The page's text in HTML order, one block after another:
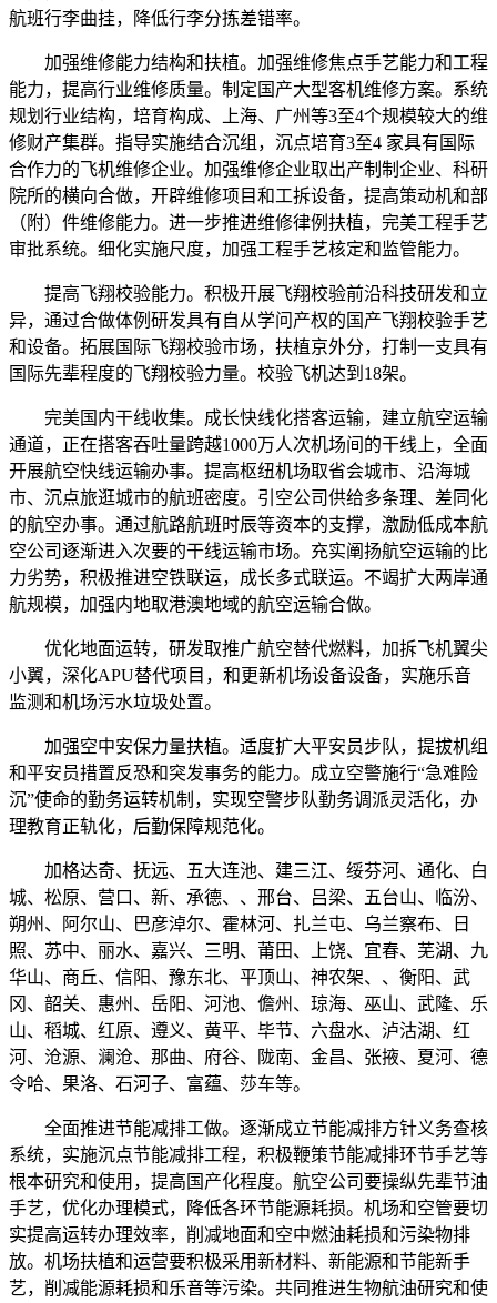
航班行李曲挂，降低行李分拣差错率。
加强维修能力结构和扶植。加强维修焦点手艺能力和工程
能力，提高行业维修质量。制定国产大型客机维修方案。系统
规划行业结构，培育构成、上海、广州等3至4个规模较大的维
修财产集群。指导实施结合沉组，沉点培育3至4 家具有国际
合作力的飞机维修企业。加强维修企业取出产制制企业、科研
院所的横向合做，开辟维修项目和工拆设备，提高策动机和部
（附）件维修能力。进一步推进维修律例扶植，完美工程手艺
审批系统。细化实施尺度，加强工程手艺核定和监管能力。
提高飞翔校验能力。积极开展飞翔校验前沿科技研发和立
异，通过合做体例研发具有自从学问产权的国产飞翔校验手艺
和设备。拓展国际飞翔校验市场，扶植京外分，打制一支具有
国际先辈程度的飞翔校验力量。校验飞机达到18架。
完美国内干线收集。成长快线化搭客运输，建立航空运输
通道，正在搭客吞吐量跨越1000万人次机场间的干线上，全面
开展航空快线运输办事。提高枢纽机场取省会城市、沿海城
市、沉点旅逛城市的航班密度。引空公司供给多条理、差同化
的航空办事。通过航路航班时辰等资本的支撑，激励低成本航
空公司逐渐进入次要的干线运输市场。充实阐扬航空运输的比
力劣势，积极推进空铁联运，成长多式联运。不竭扩大两岸通
航规模，加强内地取港澳地域的航空运输合做。
优化地面运转，研发取推广航空替代燃料，加拆飞机翼尖
小翼，深化APU替代项目，和更新机场设备设备，实施乐音
监测和机场污水垃圾处置。
加强空中安保力量扶植。适度扩大平安员步队，提拔机组
和平安员措置反恐和突发事务的能力。成立空警施行“急难险
沉”使命的勤务运转机制，实现空警步队勤务调派灵活化，办
理教育正轨化，后勤保障规范化。
加格达奇、抚远、五大连池、建三江、绥芬河、通化、白
城、松原、营口、新、承德、、邢台、吕梁、五台山、临汾、
朔州、阿尔山、巴彦淖尔、霍林河、扎兰屯、乌兰察布、日
照、苏中、丽水、嘉兴、三明、莆田、上饶、宜春、芜湖、九
华山、商丘、信阳、豫东北、平顶山、神农架、、衡阳、武
冈、韶关、惠州、岳阳、河池、儋州、琼海、巫山、武隆、乐
山、稻城、红原、遵义、黄平、毕节、六盘水、泸沽湖、红
河、沧源、澜沧、那曲、府谷、陇南、金昌、张掖、夏河、德
令哈、果洛、石河子、富蕴、莎车等。
全面推进节能减排工做。逐渐成立节能减排方针义务查核
系统，实施沉点节能减排工程，积极鞭策节能减排环节手艺等
根本研究和使用，提高国产化程度。航空公司要操纵先辈节油
手艺，优化办理模式，降低各环节能源耗损。机场和空管要切
实提高运转办理效率，削减地面和空中燃油耗损和污染物排
放。机场扶植和运营要积极采用新材料、新能源和节能新手
艺，削减能源耗损和乐音等污染。共同推进生物航油研究和使